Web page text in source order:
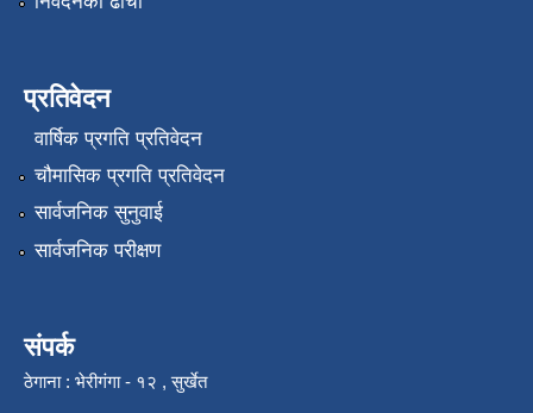
प्रतिवेदन
वार्षिक प्रगति प्रतिवेदन
चौमासिक प्रगति प्रतिवेदन
सार्वजनिक सुनुवाई
सार्वजनिक परीक्षण
संपर्क
ठेगाना : भेरीगंगा - १२ , सुर्खेत